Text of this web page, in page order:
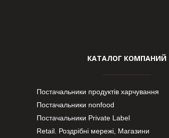
КАТАЛОГ КОМПАНИЙ
Постачальники продуктів харчування
Постачальники nonfood
Постачальники Private Label
Retail. Роздрібні мережі, Магазини